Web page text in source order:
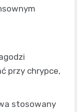
przy chrypce,
stosowany